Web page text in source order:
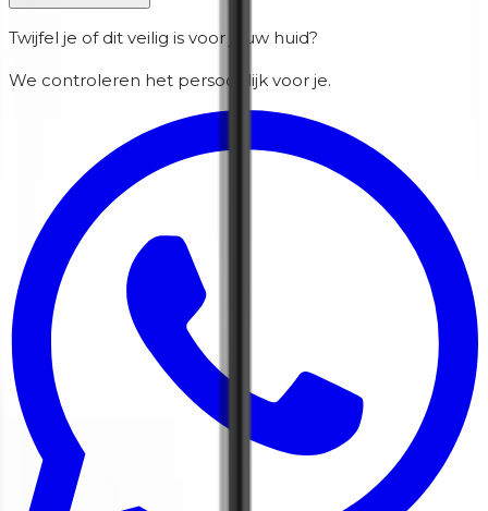
Twijfel je of dit veilig is voor jouw huid?
We controleren het persoonlijk voor je.